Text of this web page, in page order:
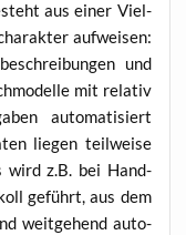
aus einer Viel­
auf­wei­sen:
und
mit rela­tiv
auto­ma­ti­siert
lie­gen teil­wei­se
wird z.B. bei Hand­
geführt, aus dem
weit­ge­hend auto­